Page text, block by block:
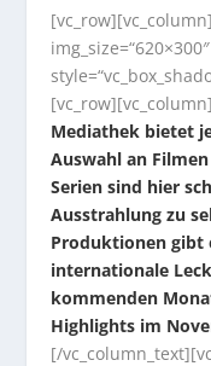
Mediathek bietet
Auswahl an
Serien sind hier
Ausstrahlung zu
Produktionen gibt
internationale
kommenden
Highlights im
[/